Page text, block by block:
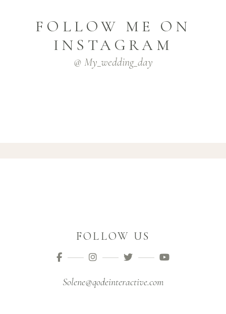
FOLLOW ME ON
INSTAGRAM
@ My_wedding_day
FOLLOW US
Solene@qodeinteractive.com